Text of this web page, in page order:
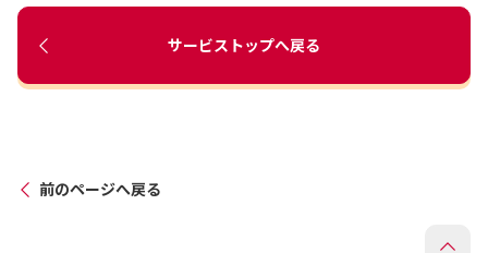
サービストップへ戻る
前のページへ戻る